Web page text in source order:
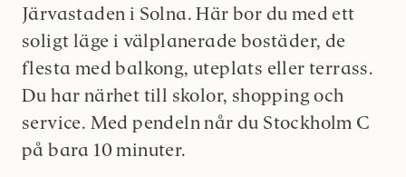
Järvastaden i Solna. Här bor du med ett
soligt läge i välplanerade bostäder, de
flesta med balkong, uteplats eller terrass.
Du har närhet till skolor, shopping och
service. Med pendeln når du Stockholm C
på bara 10 minuter.